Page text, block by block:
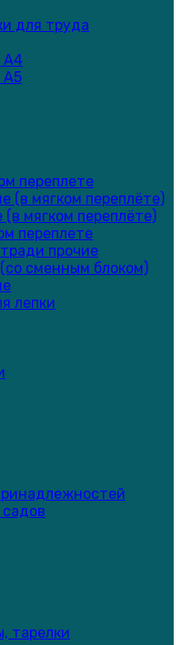
для труда
А4
А5
переплете
(в мягком переплёте)
мягком переплёте)
переплете
прочие
сменным блоком)
лепки
тарелки